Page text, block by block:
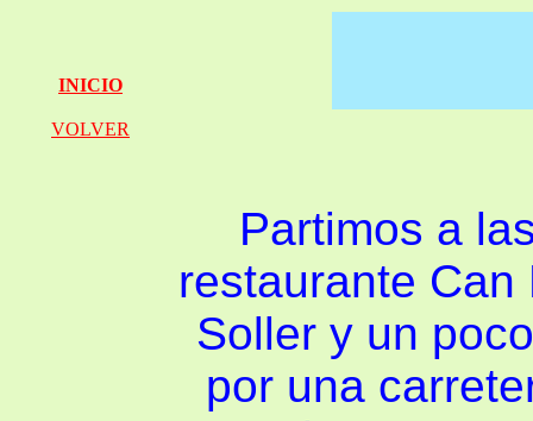
INICIO
VOLVER
Partimos a
restaurante
Soller y un
por una